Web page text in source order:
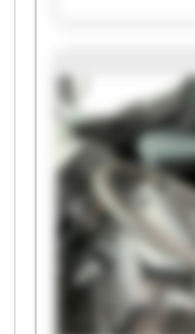
SISTEMES I
MECANITZATS
SISTEMES I
MECANITZATS
SISTEMES I
MECANITZATS
SISTEMES I
MECANITZATS
SISTEMES I
MECANITZATS